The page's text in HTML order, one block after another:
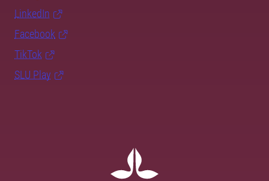
LinkedIn
Facebook
TikTok
SLU Play